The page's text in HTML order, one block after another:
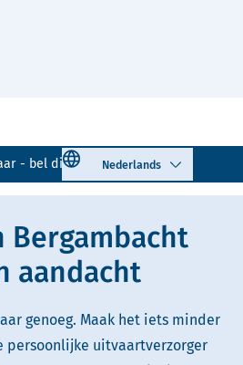
- bel direct! 0182 - 389 972
Select language
woorden
Bergambacht
aandacht
genoeg. Maak het iets minder
persoonlijke uitvaartverzorger